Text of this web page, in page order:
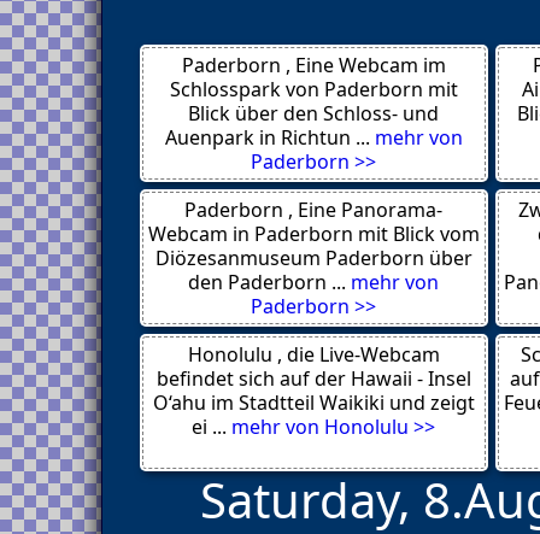
Alanya
Prag
Costa Adeje
New York City
Honolulu
Kemer
Bergisch Gladbach
Braunschweig
Prerow
Meinerzhagen
Schönberger Strand
Hetzendorf
Ansbach
Mailand
Los Angeles
New York
Venedig
London
Cengiling
Paderborn , Eine Webcam im
Schlosspark von Paderborn mit
Blick über den Schloss- und
Auenpark in Richtun ... mehr von
Paderborn >>
Paderborn , Eine Panorama-
Webcam in Paderborn mit Blick vom
Diözesanmuseum Paderborn über
den Paderborn ... mehr von
Paderborn >>
Honolulu , die Live-Webcam
befindet sich auf der Hawaii - Insel
O‘ahu im Stadtteil Waikiki und zeigt
ei ... mehr von Honolulu >>
Saturday,